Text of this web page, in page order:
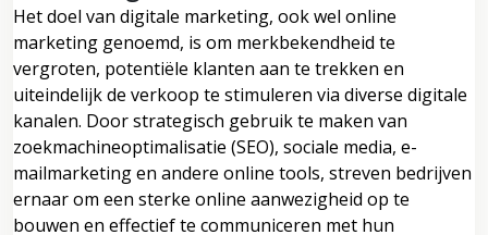
Het doel van digitale marketing, ook wel online
marketing genoemd, is om merkbekendheid te
vergroten, potentiële klanten aan te trekken en
uiteindelijk de verkoop te stimuleren via diverse digitale
kanalen. Door strategisch gebruik te maken van
zoekmachineoptimalisatie (SEO), sociale media, e-
mailmarketing en andere online tools, streven bedrijven
ernaar om een sterke online aanwezigheid op te
bouwen en effectief te communiceren met hun